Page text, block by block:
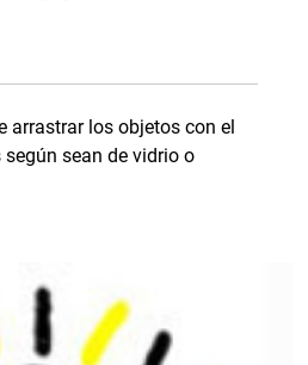
arrastrar los objetos con el
sean de vidrio o